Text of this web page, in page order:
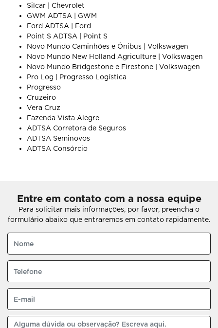
Silcar | Chevrolet
GWM ADTSA | GWM
Ford ADTSA | Ford
Point S ADTSA | Point S
Novo Mundo Caminhões e Ônibus | Volkswagen
Novo Mundo New Holland Agriculture | Volkswagen
Novo Mundo Bridgestone e Firestone | Volkswagen
Pro Log | Progresso Logística
Progresso
Cruzeiro
Vera Cruz
Fazenda Vista Alegre
ADTSA Corretora de Seguros
ADTSA Seminovos
ADTSA Consórcio
Entre em contato com a nossa equipe
Para solicitar mais informações, por favor, preencha o
formulário abaixo que entraremos em contato rapidamente.